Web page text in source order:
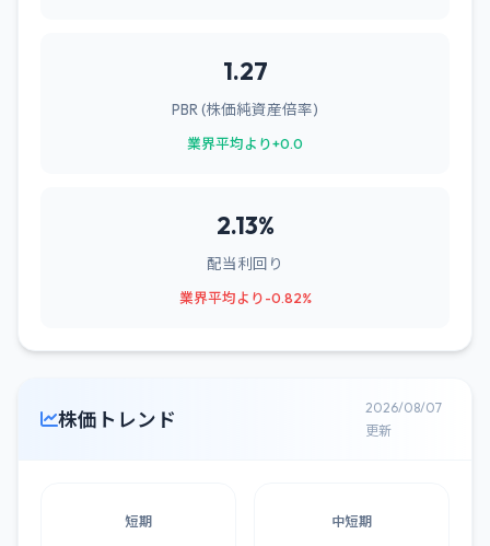
1.27
PBR (株価純資産倍率)
業界平均より+0.0
2.13%
配当利回り
業界平均より-0.82%
株価トレンド
2026/08/07
更新
短期 中短期